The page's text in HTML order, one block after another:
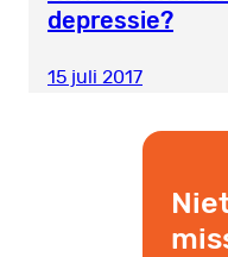
depressie?
15 juli 2017